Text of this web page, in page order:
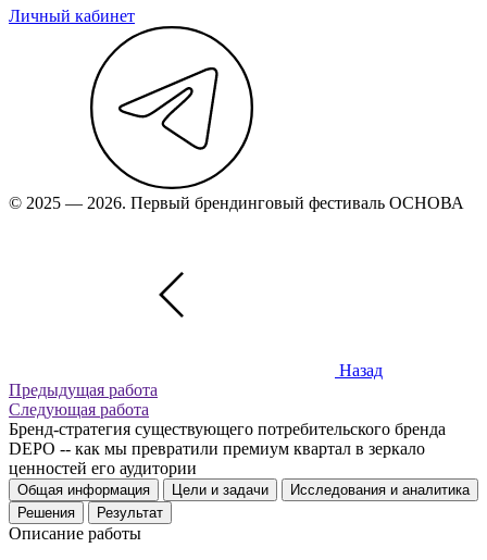
Личный кабинет
© 2025 — 2026. Первый брендинговый фестиваль ОСНОВА
Назад
Предыдущая работа
Следующая работа
Бренд-стратегия существующего потребительского бренда
DEPO -- как мы превратили премиум квартал в зеркало
ценностей его аудитории
Общая информация Цели и задачи
Исследования и аналитика
Решения
Результат
Описание работы